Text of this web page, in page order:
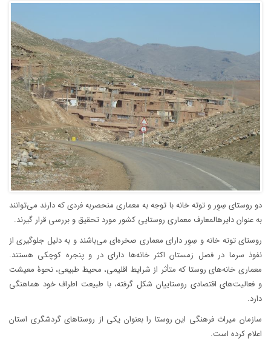
دو روستای سِوِر و توته خانه با توجه به معماری منحصربه فردی که دارند می‌توانند
به عنوان دایرهالمعارف معماری روستایی کشور مورد تحقیق و بررسی قرار گیرند.
روستای توته خانه و سِوِر دارای معماری صخره‌ای می‌باشند و به دلیل جلوگیری از
نفوذ سرما در فصل زمستان اکثر خانه‌ها دارای در و پنجره کوچکی هستند.
معماری خانه‌های روستا که متأثر از شرایط اقلیمی، محیط طبیعی، نحوۀ معیشت
و فعالیت‌های اقتصادی روستاییان شکل گرفته، با طبیعت اطراف خود هماهنگی
دارد.
سازمان میراث فرهنگی این روستا را بعنوان یکی از روستاهای گردشگری استان
اعلام کرده است.